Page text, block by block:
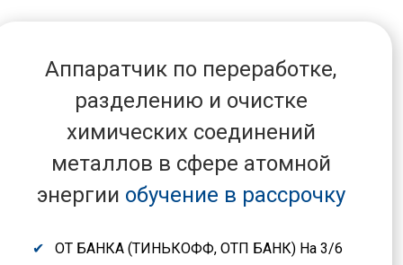
Аппаратчик по переработке,
разделению и очистке
химических соединений
металлов в сфере атомной
энергии обучение в рассрочку
ОТ БАНКА (ТИНЬКОФФ, ОТП БАНК) На 3/6